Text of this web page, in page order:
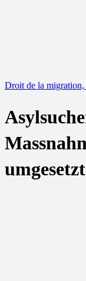
Droit de la migration,
umgesetzt